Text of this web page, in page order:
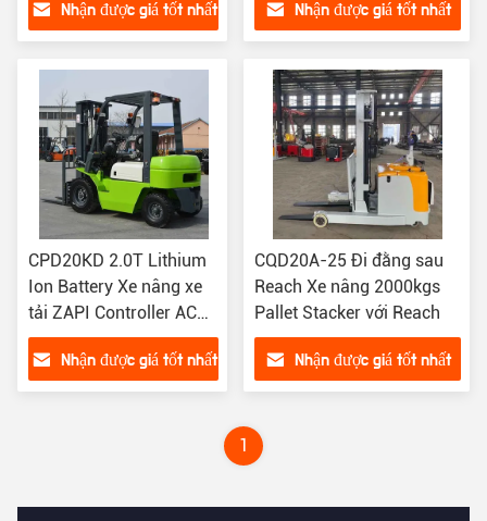
Nhận được giá tốt nhất Nhận được giá tốt nhất
CPD20KD 2.0T Lithium
Ion Battery Xe nâng xe
tải ZAPI Controller AC
Motor
Nhận được giá tốt nhất
CQD20A-25 Đi đằng sau
Reach Xe nâng 2000kgs
Pallet Stacker với Reach
Nhận được giá tốt nhất
1